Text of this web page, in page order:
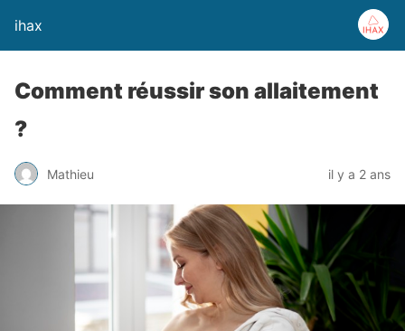
ihax
Comment réussir son allaitement
?
Mathieu il y a 2 ans